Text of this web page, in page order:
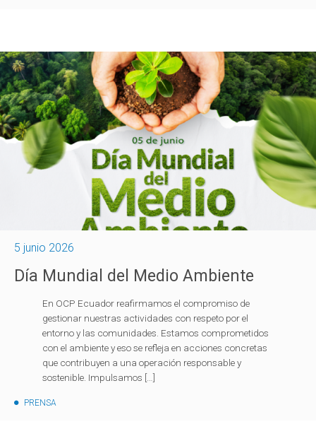
5 junio 2026
Día Mundial del Medio Ambiente
En OCP Ecuador reafirmamos el compromiso de
gestionar nuestras actividades con respeto por el
entorno y las comunidades. Estamos comprometidos
con el ambiente y eso se refleja en acciones concretas
que contribuyen a una operación responsable y
sostenible. Impulsamos […]
PRENSA